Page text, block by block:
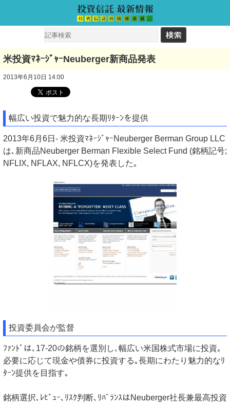
米投資ﾏﾈｰｼﾞｬｰNeuberger新商品発表
2013年6月10日 14:00
幅広い投資で魅力的な長期ﾘﾀｰﾝを提供
2013年6月6日- 米投資ﾏﾈｰｼﾞｬｰNeuberger Berman Group LLC
は､新商品Neuberger Berman Flexible Select Fund (銘柄記号;
NFLIX, NFLAX, NFLCX)を発表した｡
投資委員会が監督
ﾌｧﾝﾄﾞは､17-20の銘柄を選別し､幅広い米国株式市場に投資｡
必要に応じて現金や債券に投資する｡長期にわたり魅力的なﾘ
ﾀｰﾝ提供を目指す｡
銘柄選択､ﾚﾋﾞｭｰ､ﾘｽｸ判断､ﾘﾊﾞﾗﾝｽはNeuberger社長兼最高投資